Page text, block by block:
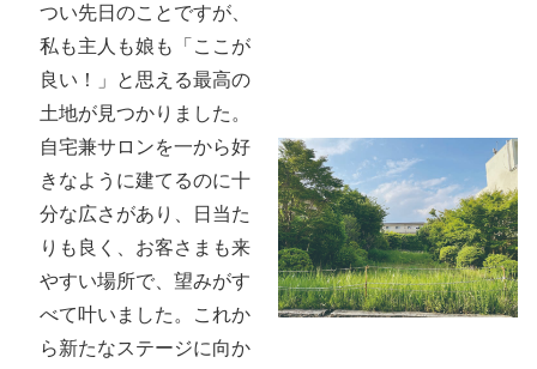
つい先日のことですが、
私も主人も娘も「ここが
良い！」と思える最高の
土地が見つかりました。
自宅兼サロンを一から好
きなように建てるのに十
分な広さがあり、日当た
りも良く、お客さまも来
やすい場所で、望みがす
べて叶いました。これか
ら新たなステージに向か